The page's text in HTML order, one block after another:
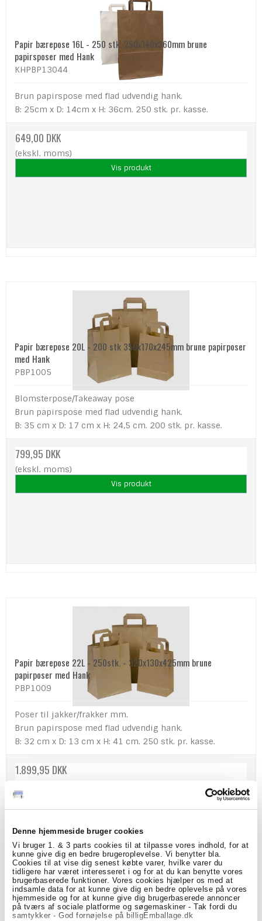
Denne hjemmeside bruger cookies
Vi bruger 1. & 3 parts cookies til at tilpasse vores indhold, for at
kunne give dig en bedre brugeroplevelse. Vi benytter bla.
Cookies til at vise dig senest købte varer, hvilke varer du
tidligere har været interesseret i og for at du kan benytte vores
brugerbaserede funktioner. Vores cookies hjælper os med at
indsamle data for at kunne give dig en bedre oplevelse på vores
hjemmeside og for at kunne give dig brugerbaserede annoncer
på tværs af sociale platforme og søgemaskiner - Tak fordi du
samtykker - God fornøjelse på billigEmballage.dk
Papir bærepose 16L - 250 stk. 250x140x360mm brune
papirsposer med Hank
KHPBP13044
Brun papirspose med flad udvendig hank.
B: 25cm x D: 14cm x H: 36cm. 250 stk. pr. kasse.
649,00 DKK
(ekskl. moms)
Vis produkt
Papir bærepose 20L - 200 stk 350x170x245mm brune papirposer
med Hank
PBP1005
Blomsterpose/Takeaway pose
Brun papirspose med flad udvendig hank.
B: 35 cm x D: 17 cm x H: 24,5 cm. 200 stk. pr. kasse.
799,95 DKK
(ekskl. moms)
Vis produkt
Papir bærepose 22L - 250stk. - 320x130x425mm brune
papirposer med Hank
PBP1009
Poser til jakker/frakker mm.
Brun papirspose med flad udvendig hank.
B: 32 cm x D: 13 cm x H: 41 cm. 250 stk. pr. kasse.
1.899,95 DKK